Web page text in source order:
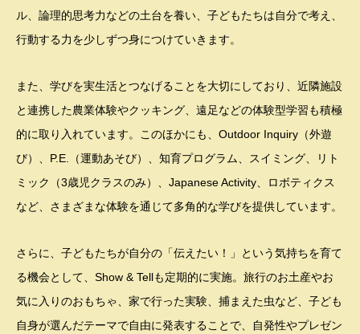
ル、論理的思考力などの土台を養い、子どもたちは自分で考え、
行動する力を少しずつ身につけていきます。
また、学びを実生活とつなげることを大切にしており、近隣施設
と連携した農業体験やクッキング、遠足などの体験型学習も積極
的に取り入れています。このほかにも、Outdoor Inquiry（外遊
び）、P.E.（運動あそび）、知育プログラム、スイミング、リト
ミック（3歳児クラスのみ）、Japanese Activity、ロボティクス
など、さまざまな体験を通じて多角的な学びを提供しています。
さらに、子どもたちが自分の「伝えたい！」という気持ちを育て
る機会として、Show & Tellも定期的に実施。旅行のお土産やお
気に入りのおもちゃ、家で行った実験、捕まえた虫など、子ども
自身が選んだテーマで自由に発表することで、自発性やプレゼン